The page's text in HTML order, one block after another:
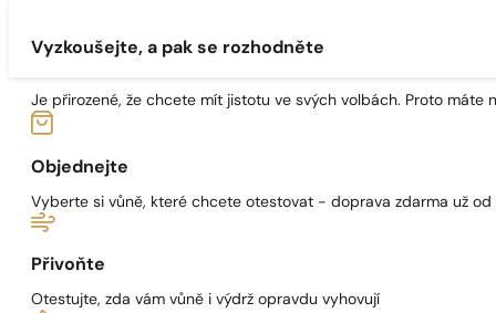
Vyzkoušejte, a pak se rozhodněte
Je přirozené, že chcete mít jistotu ve svých volbách. Proto máte
Objednejte
Vyberte si vůně, které chcete otestovat - doprava zdarma už
Přivoňte
Otestujte, zda vám vůně i výdrž opravdu vyhovují